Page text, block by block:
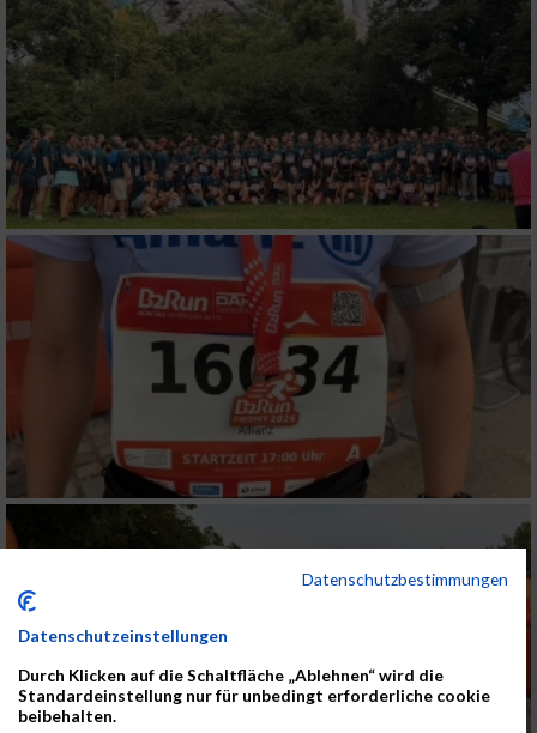
Datenschutzbestimmungen
Datenschutzeinstellungen
Durch Klicken auf die Schaltfläche „Ablehnen“ wird die
Standardeinstellung nur für unbedingt erforderliche cookie
beibehalten.